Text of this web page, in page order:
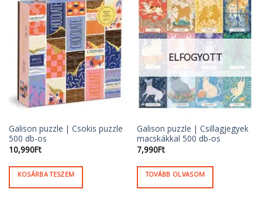
Galison puzzle | Csokis puzzle
500 db-os
10,990Ft
KOSÁRBA TESZEM
ELFOGYOTT
Galison puzzle | Csillagjegyek
macskákkal 500 db-os
7,990Ft
TOVÁBB OLVASOM